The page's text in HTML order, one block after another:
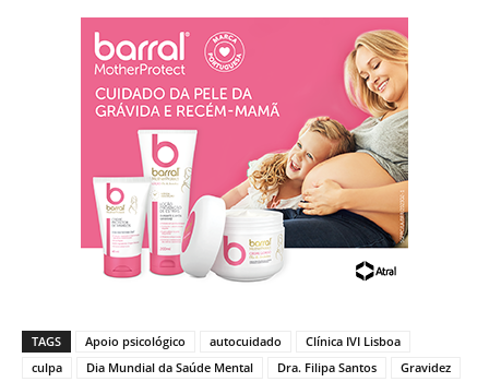
TAGS Apoio psicológico autocuidado
Clínica IVI Lisboa
culpa
Dia Mundial da Saúde Mental Dra. Filipa Santos
Gravidez